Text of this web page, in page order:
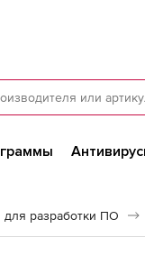
разработки ПО